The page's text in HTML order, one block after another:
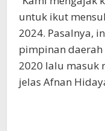
untuk ikut
2024. Pasalnya,
pimpinan
2020 lalu masuk
jelas Afnan